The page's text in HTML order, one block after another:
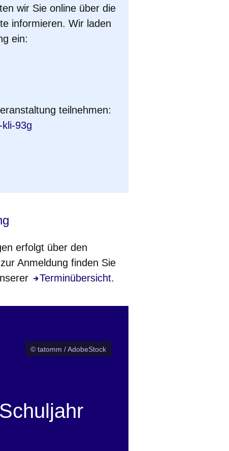
wir Sie online über die
informieren. Wir laden
ein:
teilnehmen:
93g
erfolgt über den
Anmeldung finden Sie
Terminübersicht
Öffnet sich in einem neuen Fenster
.
© tatomm / AdobeStock